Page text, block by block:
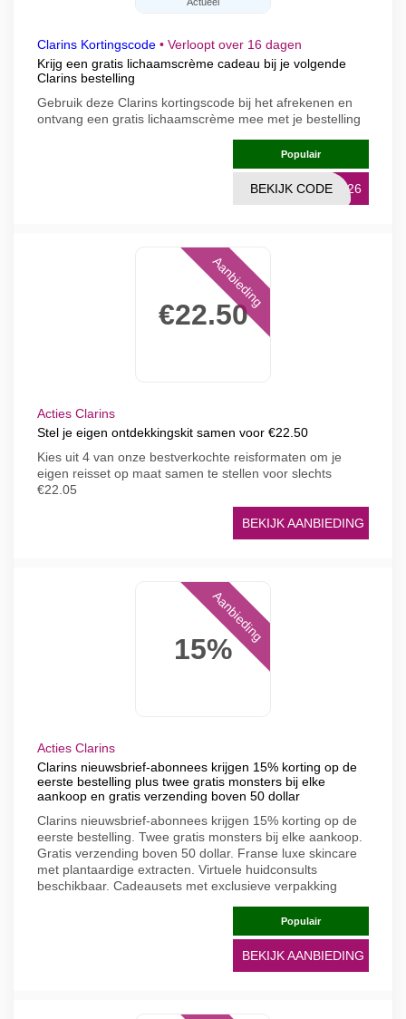
Clarins Kortingscode • Verloopt over 16 dagen
Krijg een gratis lichaamscrème cadeau bij je volgende
Clarins bestelling
Gebruik deze Clarins kortingscode bij het afrekenen en
ontvang een gratis lichaamscrème mee met je bestelling
Populair
IT26
BEKIJK CODE
€22.50
Aanbieding
Acties Clarins
Stel je eigen ontdekkingskit samen voor €22.50
Kies uit 4 van onze bestverkochte reisformaten om je
eigen reisset op maat samen te stellen voor slechts
€22.05
BEKIJK AANBIEDING
15%
Aanbieding
Acties Clarins
Clarins nieuwsbrief-abonnees krijgen 15% korting op de
eerste bestelling plus twee gratis monsters bij elke
aankoop en gratis verzending boven 50 dollar
Clarins nieuwsbrief-abonnees krijgen 15% korting op de
eerste bestelling. Twee gratis monsters bij elke aankoop.
Gratis verzending boven 50 dollar. Franse luxe skincare
met plantaardige extracten. Virtuele huidconsults
beschikbaar. Cadeausets met exclusieve verpakking
Populair
BEKIJK AANBIEDING